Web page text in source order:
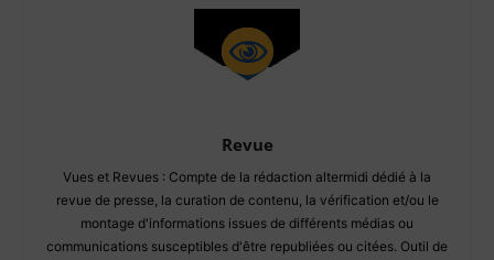
Revue
Vues et Revues : Compte de la rédaction altermidi dédié à la
revue de presse, la curation de contenu, la vérification et/ou le
montage d'informations issues de différents médias ou
communications susceptibles d'être republiées ou citées. Outil de